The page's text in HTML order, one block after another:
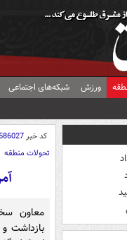
ورزش شبکه‌های اجتماعی
کد خبر
تحولات منطقه
معاون
بازداشت